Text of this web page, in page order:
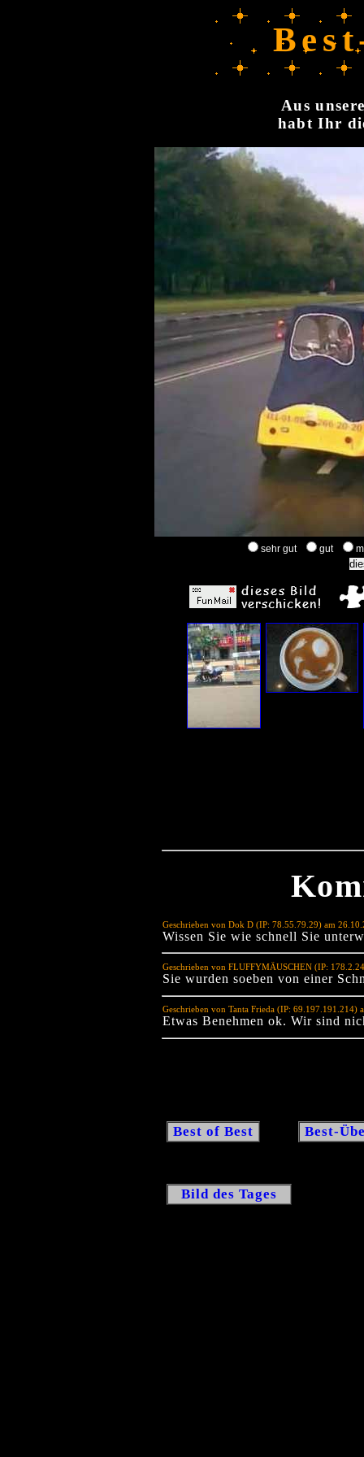
Aus
habt Ihr
sehr gut gut
Geschrieben von Dok D (IP: 78.55.79.29) am
Wissen Sie wie schnell Sie
Geschrieben von FLUFFYMÄUSCHEN (IP:
Sie wurden soeben von einer
Geschrieben von Tanta Frieda (IP: 69.197.191.214)
Etwas Benehmen ok. Wir sind
Best of Best Best-
Bild des Tages